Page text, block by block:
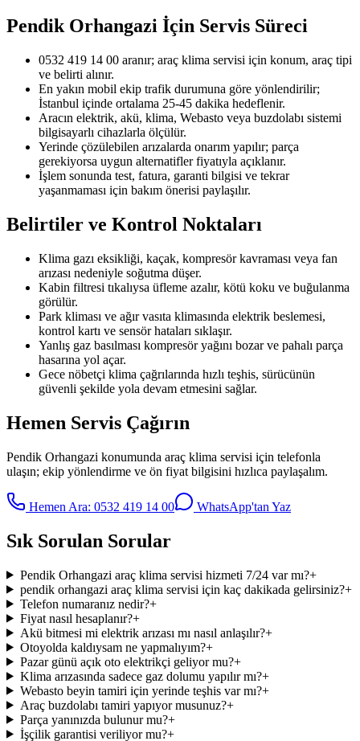
Pendik Orhangazi İçin Servis Süreci
0532 419 14 00 aranır; araç klima servisi için konum, araç tipi
ve belirti alınır.
En yakın mobil ekip trafik durumuna göre yönlendirilir;
İstanbul içinde ortalama 25-45 dakika hedeflenir.
Aracın elektrik, akü, klima, Webasto veya buzdolabı sistemi
bilgisayarlı cihazlarla ölçülür.
Yerinde çözülebilen arızalarda onarım yapılır; parça
gerekiyorsa uygun alternatifler fiyatıyla açıklanır.
İşlem sonunda test, fatura, garanti bilgisi ve tekrar
yaşanmaması için bakım önerisi paylaşılır.
Belirtiler ve Kontrol Noktaları
Klima gazı eksikliği, kaçak, kompresör kavraması veya fan
arızası nedeniyle soğutma düşer.
Kabin filtresi tıkalıysa üfleme azalır, kötü koku ve buğulanma
görülür.
Park kliması ve ağır vasıta klimasında elektrik beslemesi,
kontrol kartı ve sensör hataları sıklaşır.
Yanlış gaz basılması kompresör yağını bozar ve pahalı parça
hasarına yol açar.
Gece nöbetçi klima çağrılarında hızlı teşhis, sürücünün
güvenli şekilde yola devam etmesini sağlar.
Hemen Servis Çağırın
Pendik Orhangazi konumunda araç klima servisi için telefonla
ulaşın; ekip yönlendirme ve ön fiyat bilgisini hızlıca paylaşalım.
Hemen Ara: 0532 419 14 00 WhatsApp'tan Yaz
Sık Sorulan Sorular
Pendik Orhangazi araç klima servisi hizmeti 7/24 var mı?+
pendik orhangazi araç klima servisi için kaç dakikada gelirsiniz?+
Telefon numaranız nedir?+
Fiyat nasıl hesaplanır?+
Akü bitmesi mi elektrik arızası mı nasıl anlaşılır?+
Otoyolda kaldıysam ne yapmalıyım?+
Pazar günü açık oto elektrikçi geliyor mu?+
Klima arızasında sadece gaz dolumu yapılır mı?+
Webasto beyin tamiri için yerinde teşhis var mı?+
Araç buzdolabı tamiri yapıyor musunuz?+
Parça yanınızda bulunur mu?+
İşçilik garantisi veriliyor mu?+